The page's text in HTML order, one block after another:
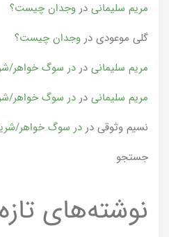
مریم سلیمانی در وجدان چیست؟
گلی موعودی در وجدان چیست؟
مریم سلیمانی در در سوگ خواهر/
مریم سلیمانی در در سوگ خواهر/
نسیم وثوقی در در سوگ خواهر/
جستجو
نوشته‌های تازه